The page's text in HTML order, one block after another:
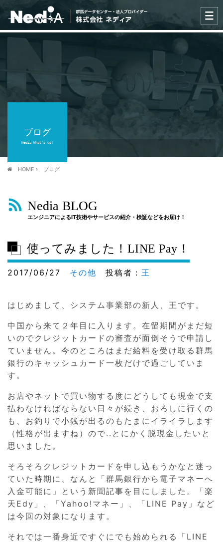
ブログ
Nedia What's up!
HOME ブログ
Nedia BLOG
エンジニアによるIT技術やサービスの紹介・検証などをお届け！
使ってみました！LINE Pay！
2017/06/27 その他 投稿者： 王
はじめまして、システム事業部の新人、王です。
中国から来て２年目に入ります。在留期間がまだ短
いのでクレジットカードの審査が面倒そうで申請し
ていません。今のところはまだ給料を受け取る群馬
銀行のキャッシュカード一枚だけで過ごしていま
す。
お店やネットで買い物する度にどうしても現金で支
払わなければならない日々が続き、おろしに行くの
も、お釣りで小銭が出るのもたまにイライラします
（性格が出ますね）ので..とにかく脱現金したいと
思いました。
そろそろクレジットカードを申し込もうかなと迷っ
ていた時期に、なんと「群馬銀行から電子マネーへ
入金可能に」という新聞記事を目にしました。「楽
天Edy」、「Yahoo!マネー」、「LINE Pay」など
は今回の対象になります。
それでは一番身近ですぐにでも始められる「LINE